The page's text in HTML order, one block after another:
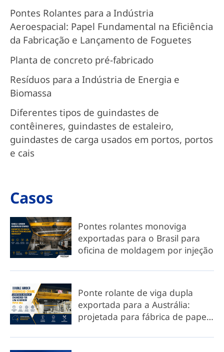
Pontes Rolantes para a Indústria
Aeroespacial: Papel Fundamental na Eficiência
da Fabricação e Lançamento de Foguetes
Planta de concreto pré-fabricado
Resíduos para a Indústria de Energia e
Biomassa
Diferentes tipos de guindastes de
contêineres, guindastes de estaleiro,
guindastes de carga usados em portos, portos
e cais
Casos
Pontes rolantes monoviga
exportadas para o Brasil para
oficina de moldagem por injeção
Ponte rolante de viga dupla
exportada para a Austrália:
projetada para fábrica de papel